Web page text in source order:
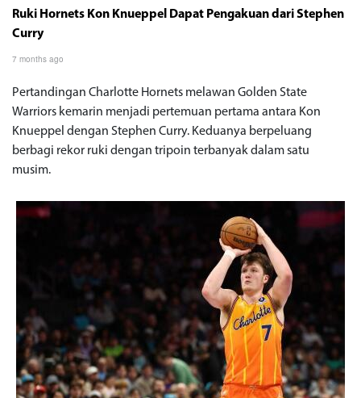
Ruki Hornets Kon Knueppel Dapat Pengakuan dari Stephen
Curry
7 months ago
Pertandingan Charlotte Hornets melawan Golden State
Warriors kemarin menjadi pertemuan pertama antara Kon
Knueppel dengan Stephen Curry. Keduanya berpeluang
berbagi rekor ruki dengan tripoin terbanyak dalam satu
musim.